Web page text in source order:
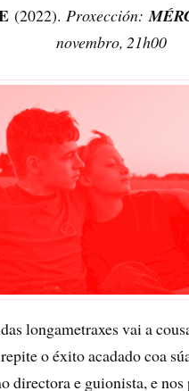
(2022). Proxección:
novembro, 21h00
longametraxes vai a
repite o éxito acadado coa
directora e guionista, e nos